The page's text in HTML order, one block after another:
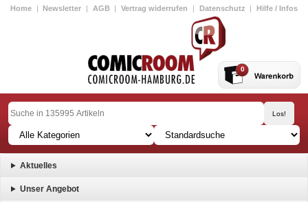
Home | Newsletter | AGB | Vertrag widerrufen | Datenschutz | Hilfe / Infos
0
Aktuelles
Unser Angebot